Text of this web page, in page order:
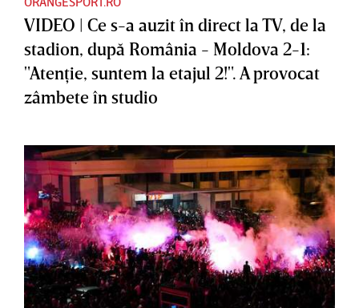
VIDEO | Ce s-a auzit în direct la TV, de la
stadion, după România - Moldova 2-1:
"Atenţie, suntem la etajul 2!". A provocat
zâmbete în studio